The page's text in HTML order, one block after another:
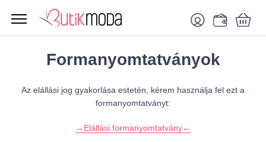
Formanyomtatványok
Az elállási jog gyakorlása estetén, kérem használja fel ezt a
formanyomtatványt:
→Elállási formanyomtatvány←